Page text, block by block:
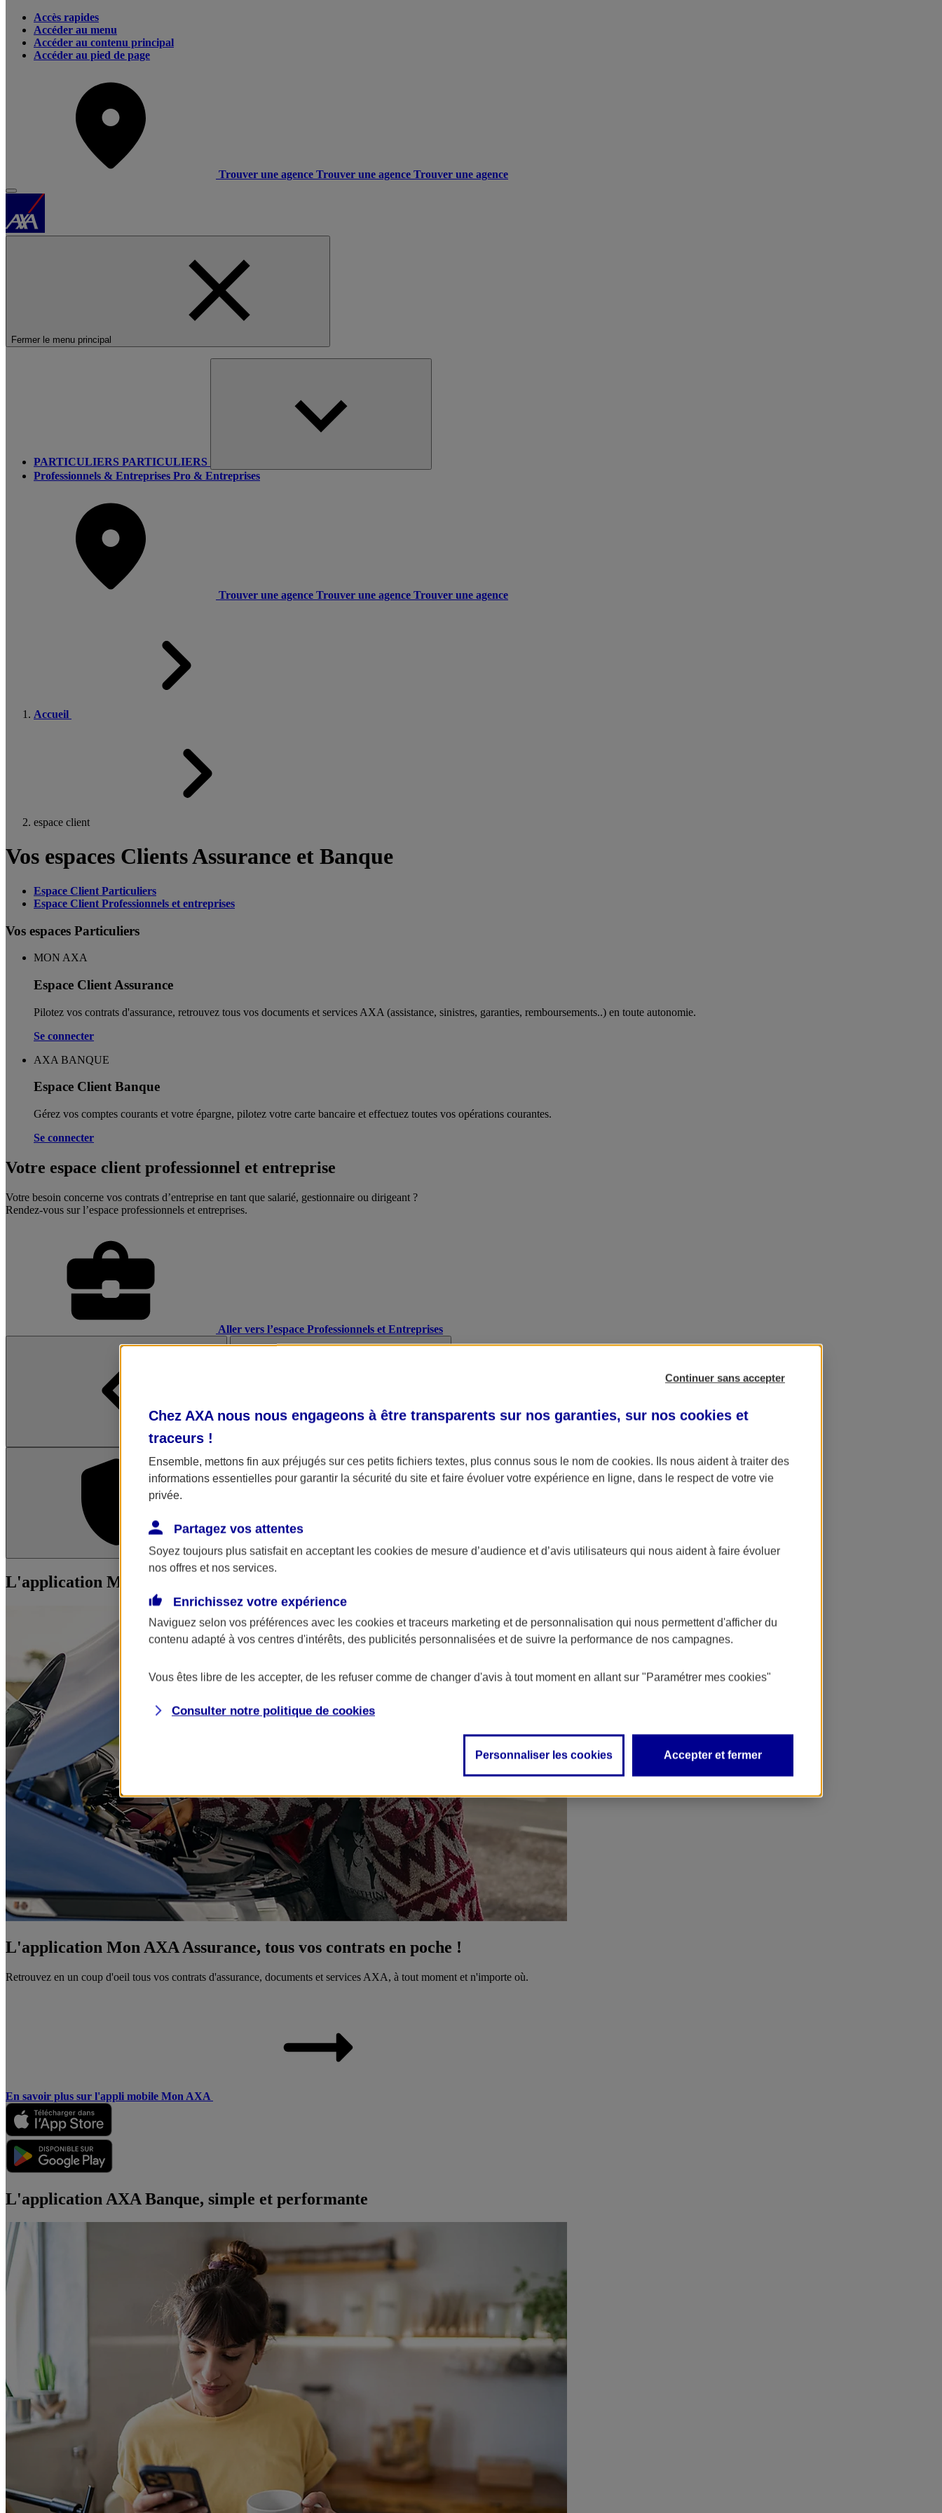
Accès rapides
Accéder au menu
Accéder au contenu principal
Accéder au pied de page
Trouver une agence Trouver une agence Trouver une agence
Fermer le menu principal
PARTICULIERS PARTICULIERS
Professionnels & Entreprises Pro & Entreprises
Trouver une agence Trouver une agence Trouver une agence
Accueil
espace client
Vos espaces Clients Assurance et Banque
Espace Client Particuliers
Espace Client Professionnels et entreprises
Vos espaces Particuliers
MON AXA
Espace Client Assurance
Pilotez vos contrats d'assurance, retrouvez tous vos documents et services AXA (assistance, sinistres, garanties, remboursements..) en toute autonomie. ​
Se connecter
AXA BANQUE
Espace Client Banque
Gérez vos comptes courants et votre épargne, pilotez votre carte bancaire et effectuez toutes vos opérations courantes.
Se connecter
Votre espace client professionnel et entreprise
Votre besoin concerne vos contrats d’entreprise en tant que salarié, gestionnaire ou dirigeant ?
Rendez-vous sur l’espace professionnels et entreprises.
Aller vers l’espace Professionnels et Entreprises
L'application Mon AXA Assurance L'application AXA Banque
L'application Mon AXA Assurance, tous vos contrats en poche !
L'application Mon AXA Assurance, tous vos contrats en poche !
Retrouvez en un coup d'oeil tous vos contrats d'assurance, documents et services AXA, à tout moment et n'importe où.
En savoir plus sur l'appli mobile Mon AXA
L'application AXA Banque, simple et performante
Continuer sans accepter
Chez AXA nous nous engageons à être transparents sur nos garanties, sur nos cookies et
traceurs !
Ensemble, mettons fin aux préjugés sur ces petits fichiers textes, plus connus sous le nom de cookies. Ils nous aident à traiter des
informations essentielles pour garantir la sécurité du site et faire évoluer votre expérience en ligne, dans le respect de votre vie
privée.
Partagez vos attentes
Soyez toujours plus satisfait en acceptant les cookies de mesure d’audience et d’avis utilisateurs qui nous aident à faire évoluer
nos offres et nos services.
Enrichissez votre expérience
Naviguez selon vos préférences avec les cookies et traceurs marketing et de personnalisation qui nous permettent d'afficher du
contenu adapté à vos centres d'intérêts, des publicités personnalisées et de suivre la performance de nos campagnes.
Vous êtes libre de les accepter, de les refuser comme de changer d'avis à tout moment en allant sur "Paramétrer mes cookies"
Consulter notre politique de cookies
Personnaliser les cookies Accepter et fermer